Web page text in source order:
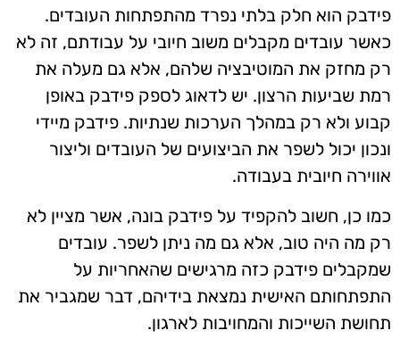
פידבק הוא חלק בלתי נפרד מהתפתחות העובדים.
כאשר עובדים מקבלים משוב חיובי על עבודתם, זה לא
רק מחזק את המוטיבציה שלהם, אלא גם מעלה את
רמת שביעות הרצון. יש לדאוג לספק פידבק באופן
קבוע ולא רק במהלך הערכות שנתיות. פידבק מיידי
ונכון יכול לשפר את הביצועים של העובדים וליצור
אווירה חיובית בעבודה.
כמו כן, חשוב להקפיד על פידבק בונה, אשר מציין לא
רק מה היה טוב, אלא גם מה ניתן לשפר. עובדים
שמקבלים פידבק כזה מרגישים שהאחריות על
התפתחותם האישית נמצאת בידיהם, דבר שמגביר את
תחושת השייכות והמחויבות לארגון.